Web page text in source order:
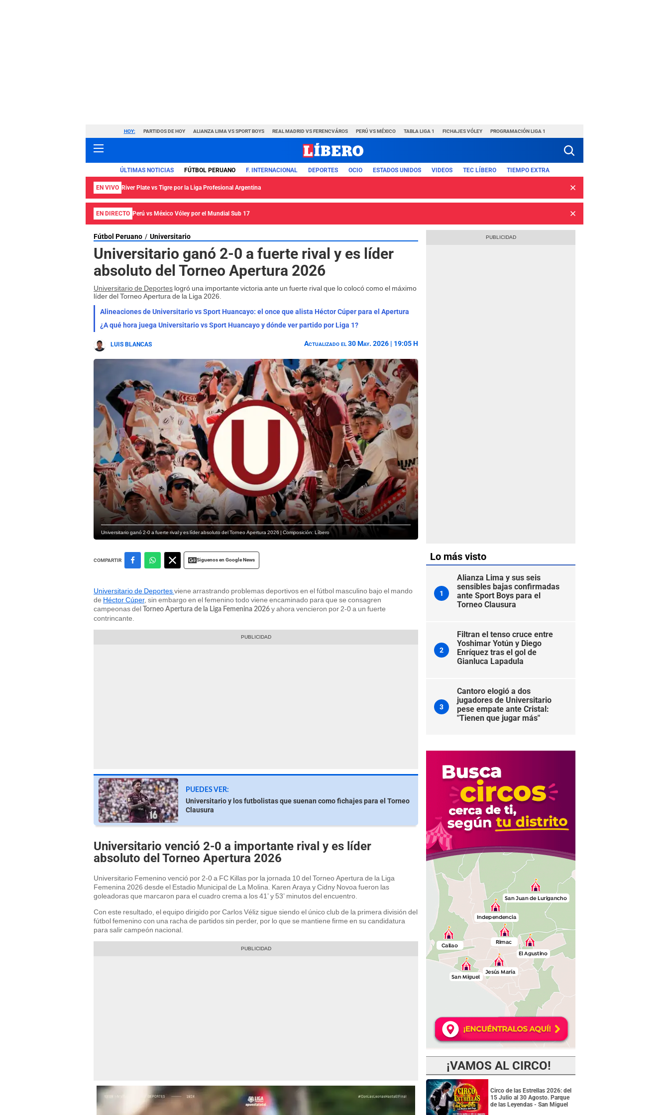
HOY: PARTIDOS DE HOY ALIANZA LIMA VS SPORT BOYS REAL MADRID VS FERENCVÁROS PERÚ VS MÉXICO TABLA LIGA 1 FICHAJES VÓLEY PROGRAMACIÓN LIGA 1
ÚLTIMAS NOTICIAS FÚTBOL PERUANO F. INTERNACIONAL DEPORTES OCIO ESTADOS UNIDOS VIDEOS TEC LÍBERO TIEMPO EXTRA
EN VIVO River Plate vs Tigre por la Liga Profesional Argentina
EN DIRECTO Perú vs México Vóley por el Mundial Sub 17
Fútbol Peruano Universitario
Universitario ganó 2-0 a fuerte rival y es líder
absoluto del Torneo Apertura 2026
Universitario de Deportes logró una importante victoria ante un fuerte rival que lo colocó como el máximo
líder del Torneo Apertura de la Liga 2026.
Alineaciones de Universitario vs Sport Huancayo: el once que alista Héctor Cúper para el Apertura
¿A qué hora juega Universitario vs Sport Huancayo y dónde ver partido por Liga 1?
LUIS BLANCAS Actualizado el 30 May. 2026 | 19:05 H
Universitario ganó 2-0 a fuerte rival y es líder absoluto del Torneo Apertura 2026 | Composición: Líbero
COMPARTIR Siguenos en Google News
Universitario de Deportesviene arrastrando problemas deportivos en el fútbol masculino bajo el mando
de Héctor Cúper, sin embargo en el femenino todo viene encaminado para que se consagren
campeonas del Torneo Apertura de la Liga Femenina 2026 y ahora vencieron por 2-0 a un fuerte
contrincante.
PUEDES VER:
Universitario y los futbolistas que suenan como fichajes para el Torneo
Clausura
Universitario venció 2-0 a importante rival y es líder
absoluto del Torneo Apertura 2026
Universitario Femenino venció por 2-0 a FC Killas por la jornada 10 del Torneo Apertura de la Liga
Femenina 2026 desde el Estadio Municipal de La Molina. Karen Araya y Cidny Novoa fueron las
goleadoras que marcaron para el cuadro crema a los 41’ y 53’ minutos del encuentro.
Con este resultado, el equipo dirigido por Carlos Véliz sigue siendo el único club de la primera división del
fútbol femenino con una racha de partidos sin perder, por lo que se mantiene firme en su candidatura
para salir campeón nacional.
Lo más visto
1
Alianza Lima y sus seis
sensibles bajas confirmadas
ante Sport Boys para el
Torneo Clausura
2
Filtran el tenso cruce entre
Yoshimar Yotún y Diego
Enríquez tras el gol de
Gianluca Lapadula
3
Cantoro elogió a dos
jugadores de Universitario
pese empate ante Cristal:
"Tienen que jugar más"
¡VAMOS AL CIRCO!
Circo de las Estrellas 2026: del
15 Julio al 30 Agosto. Parque
de las Leyendas - San Miguel